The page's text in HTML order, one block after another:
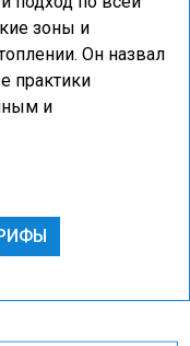
зоны и
Он назвал
практики
и